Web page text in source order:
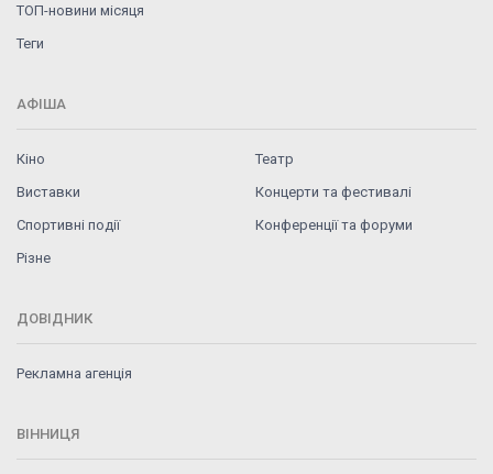
ТОП-новини місяця
Теги
АФІША
Кіно
Театр
Виставки
Концерти та фестивалі
Спортивні події
Конференції та форуми
Різне
ДОВІДНИК
Рекламна агенція
ВІННИЦЯ